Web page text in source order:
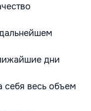
дни
себя весь объем